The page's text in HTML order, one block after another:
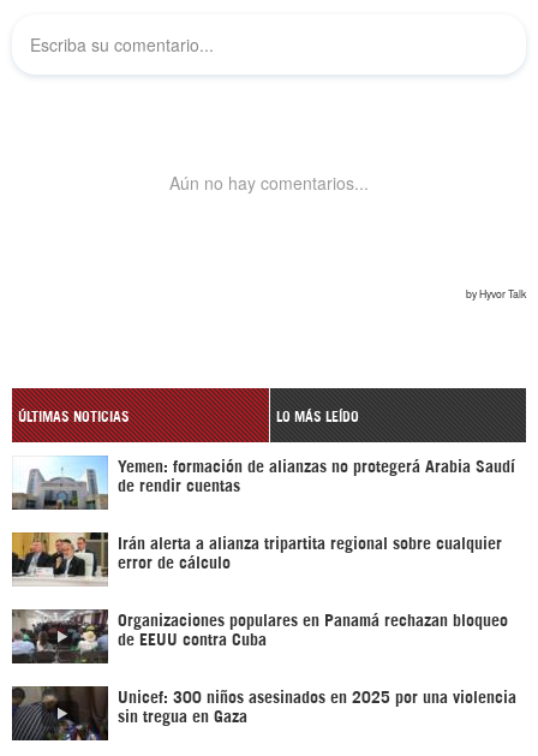
ÚLTIMAS NOTICIAS LO MÁS LEÍDO
Yemen: formación de alianzas no protegerá Arabia Saudí
de rendir cuentas
Irán alerta a alianza tripartita regional sobre cualquier
error de cálculo
Organizaciones populares en Panamá rechazan bloqueo
de EEUU contra Cuba
Unicef: 300 niños asesinados en 2025 por una violencia
sin tregua en Gaza